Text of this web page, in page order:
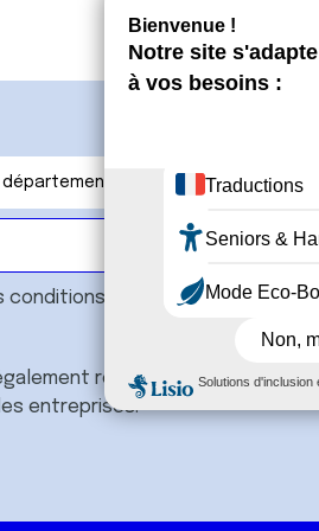
conditions généraleset souhaite
recevoir l'actualité à
entreprises.